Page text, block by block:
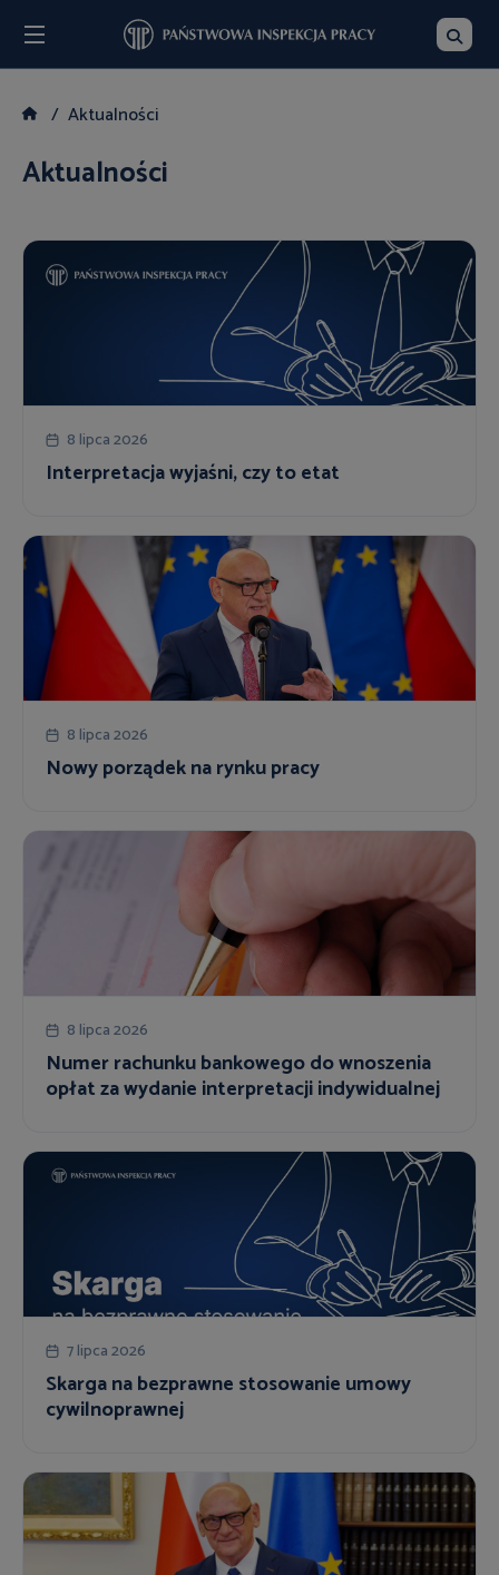
Aktualności
Aktualności
8 lipca 2026
Interpretacja wyjaśni, czy to etat
8 lipca 2026
Nowy porządek na rynku pracy
8 lipca 2026
Numer rachunku bankowego do wnoszenia
opłat za wydanie interpretacji indywidualnej
7 lipca 2026
Skarga na bezprawne stosowanie umowy
cywilnoprawnej
Szukaj